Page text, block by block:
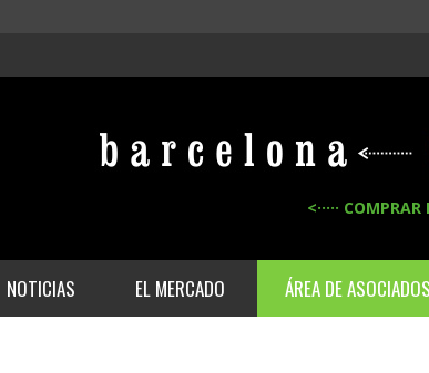
<·····
NOTICIAS EL MERCADO ÁREA DE ASOCIADOS